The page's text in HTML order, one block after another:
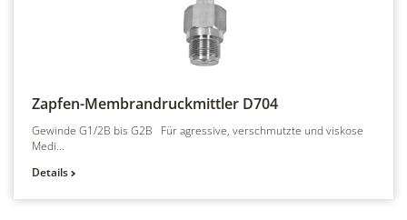
Zapfen-Membrandruckmittler D704
Gewinde G1/2B bis G2B Für agressive, verschmutzte und viskose
Medi...
Details